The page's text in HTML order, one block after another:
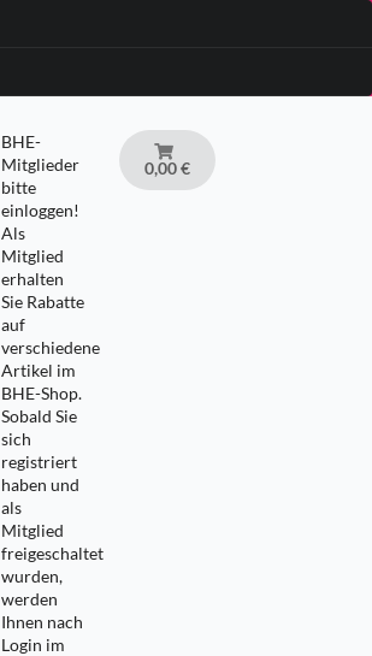
BHE-
Mitglieder
bitte
einloggen!
Als
Mitglied
erhalten
Sie Rabatte
auf
verschiedene
Artikel im
BHE-Shop.
Sobald Sie
sich
registriert
haben und
als
Mitglied
freigeschaltet
wurden,
werden
Ihnen nach
Login im
0,00 €